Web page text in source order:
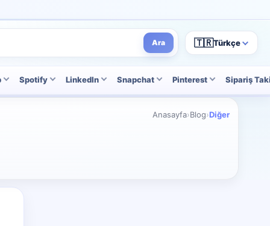
Ara 🇹🇷Türkçe
Spotify LinkedIn Snapchat Pinterest Sipariş
Anasayfa›Blog›Diğer